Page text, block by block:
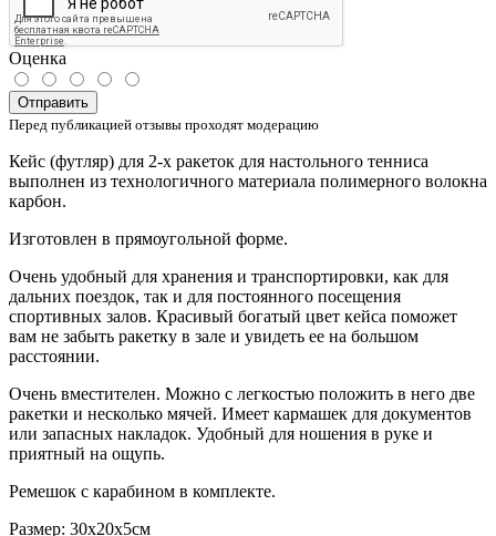
Оценка
Отправить
Перед публикацией отзывы проходят модерацию
Кейс (футляр) для 2-х ракеток для настольного тенниса
выполнен из технологичного материала полимерного волокна
карбон.
Изготовлен в прямоугольной форме.
Очень удобный для хранения и транспортировки, как для
дальних поездок, так и для постоянного посещения
спортивных залов. Красивый богатый цвет кейса поможет
вам не забыть ракетку в зале и увидеть ее на большом
расстоянии.
Очень вместителен. Можно с легкостью положить в него две
ракетки и несколько мячей. Имеет кармашек для документов
или запасных накладок. Удобный для ношения в руке и
приятный на ощупь.
Ремешок с карабином в комплекте.
Размер: 30х20х5см